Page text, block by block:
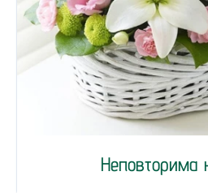
Неповторима